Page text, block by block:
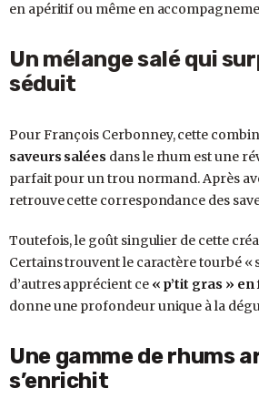
en apéritif ou même en
Un mélange salé qui
séduit
Pour François Cerbonney, cette
saveurs salées dans le rhum est une
parfait pour un trou normand. Après
retrouve cette correspondance des
Toutefois, le goût singulier de cette
Certains trouvent le caractère tourbé «
d’autres apprécient ce « p’tit gras » en
donne une profondeur unique à la
Une gamme de rhums
s’enrichit